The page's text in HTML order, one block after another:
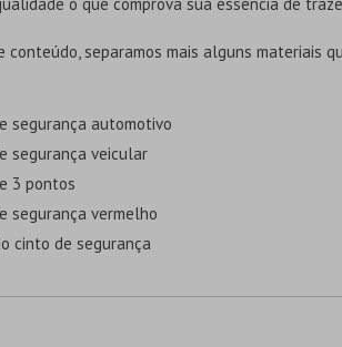
conteúdo, separamos mais alguns materiais
segurança automotivo
segurança veicular
3 pontos
segurança vermelho
cinto de segurança